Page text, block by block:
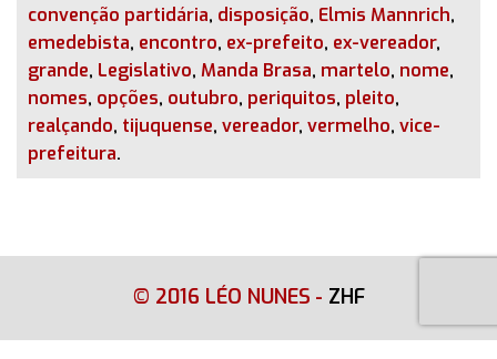
convenção partidária, disposição, Elmis Mannrich,
emedebista, encontro, ex-prefeito, ex-vereador,
grande, Legislativo, Manda Brasa, martelo, nome,
nomes, opções, outubro, periquitos, pleito,
realçando, tijuquense, vereador, vermelho, vice-
prefeitura.
© 2016 LÉO NUNES - ZHF